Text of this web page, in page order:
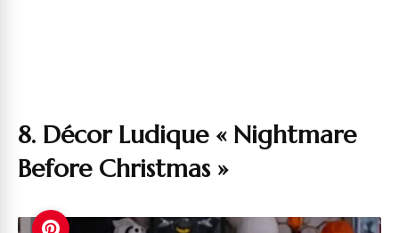
8. Décor Ludique « Nightmare
Before Christmas »